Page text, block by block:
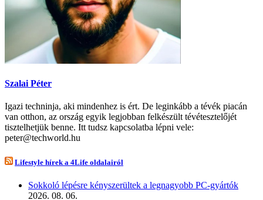
Szalai Péter
Igazi techninja, aki mindenhez is ért. De leginkább a tévék piacán
van otthon, az ország egyik legjobban felkészült tévétesztelőjét
tisztelhetjük benne. Itt tudsz kapcsolatba lépni vele:
peter@techworld.hu
Lifestyle hírek a 4Life oldalairól
Sokkoló lépésre kényszerültek a legnagyobb PC-gyártók
2026. 08. 06.